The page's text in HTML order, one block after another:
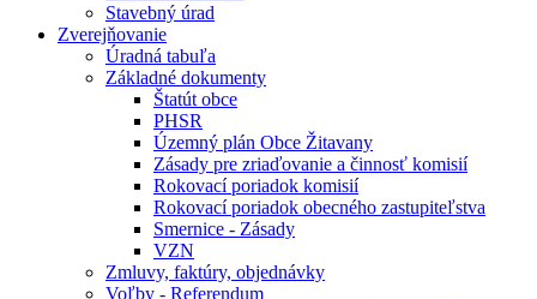
Stavebný úrad
Zverejňovanie
Úradná tabuľa
Základné dokumenty
Štatút obce
PHSR
Územný plán Obce Žitavany
Zásady pre zriaďovanie a činnosť komisií
Rokovací poriadok komisií
Rokovací poriadok obecného zastupiteľstva
Smernice - Zásady
VZN
Zmluvy, faktúry, objednávky
Voľby - Referendum